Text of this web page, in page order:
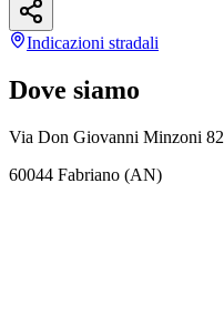
Indicazioni stradali
Dove siamo
Via Don Giovanni Minzoni 82
60044 Fabriano (AN)